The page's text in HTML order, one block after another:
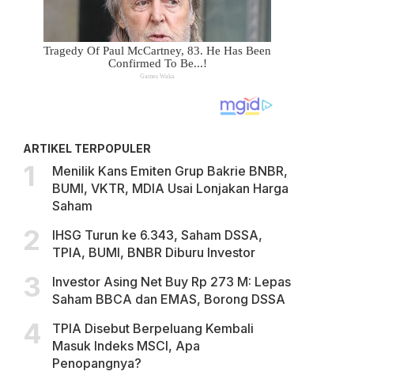
ARTIKEL TERPOPULER
Menilik Kans Emiten Grup Bakrie BNBR,
BUMI, VKTR, MDIA Usai Lonjakan Harga
Saham
IHSG Turun ke 6.343, Saham DSSA,
TPIA, BUMI, BNBR Diburu Investor
Investor Asing Net Buy Rp 273 M: Lepas
Saham BBCA dan EMAS, Borong DSSA
TPIA Disebut Berpeluang Kembali
Masuk Indeks MSCI, Apa
Penopangnya?